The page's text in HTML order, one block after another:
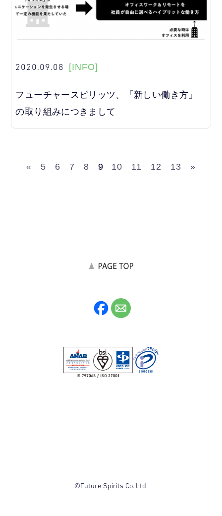
2020.09.08 [INFO]
フューチャースピリッツ、「新しい働き方」
の取り組みにつきまして
« 5 6 7 8 9 10 11 12 13 »
©Future Spirits Co.,Ltd.